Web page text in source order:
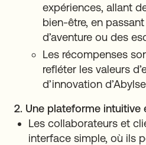
expériences, allant
bien-être, en
d’aventure ou des
Les récompenses
refléter les valeurs
d’innovation
2. Une plateforme intuitive
Les collaborateurs et
interface simple, où ils